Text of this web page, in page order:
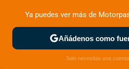
ZONA DE PRUEBAS DEPORTIVAS
Ya puedes ver más de
Añádenos como
Solo necesitas una